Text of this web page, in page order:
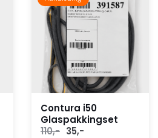
Contura i50
Glaspakkingset
110,- Oorspronkelijke
35,-